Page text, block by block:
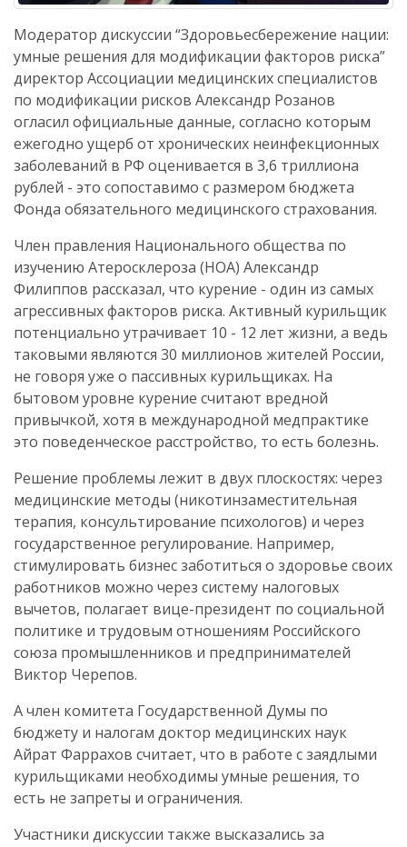
Модератор дискуссии “Здоровьесбережение нации:
умные решения для модификации факторов риска”
директор Ассоциации медицинских специалистов
по модификации рисков Александр Розанов
огласил официальные данные, согласно которым
ежегодно ущерб от хронических неинфекционных
заболеваний в РФ оценивается в 3,6 триллиона
рублей - это сопоставимо с размером бюджета
Фонда обязательного медицинского страхования.
Член правления Национального общества по
изучению Атеросклероза (НОА) Александр
Филиппов рассказал, что курение - один из самых
агрессивных факторов риска. Активный курильщик
потенциально утрачивает 10 - 12 лет жизни, а ведь
таковыми являются 30 миллионов жителей России,
не говоря уже о пассивных курильщиках. На
бытовом уровне курение считают вредной
привычкой, хотя в международной медпрактике
это поведенческое расстройство, то есть болезнь.
Решение проблемы лежит в двух плоскостях: через
медицинские методы (никотинзаместительная
терапия, консультирование психологов) и через
государственное регулирование. Например,
стимулировать бизнес заботиться о здоровье своих
работников можно через систему налоговых
вычетов, полагает вице-президент по социальной
политике и трудовым отношениям Российского
союза промышленников и предпринимателей
Виктор Черепов.
А член комитета Государственной Думы по
бюджету и налогам доктор медицинских наук
Айрат Фаррахов считает, что в работе с заядлыми
курильщиками необходимы умные решения, то
есть не запреты и ограничения.
Участники дискуссии также высказались за